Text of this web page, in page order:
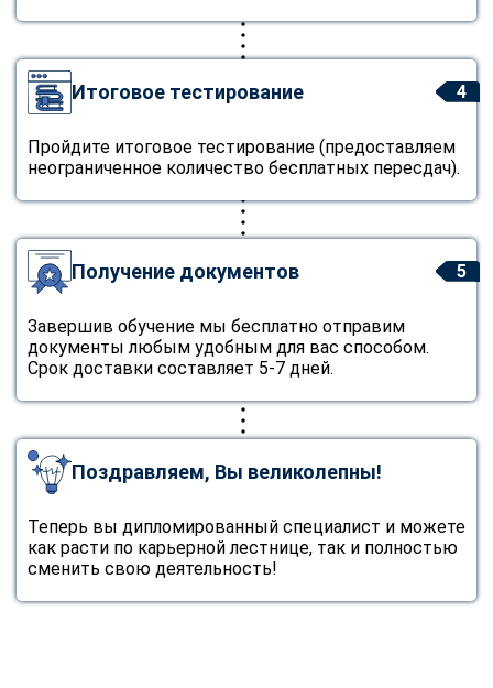
4
Итоговое тестирование
Пройдите итоговое тестирование (предоставляем
неограниченное количество бесплатных пересдач).
5
Получение документов
Завершив обучение мы бесплатно отправим
документы любым удобным для вас способом.
Срок доставки составляет 5-7 дней.
Поздравляем, Вы великолепны!
Теперь вы дипломированный специалист и можете
как расти по карьерной лестнице, так и полностью
сменить свою деятельность!